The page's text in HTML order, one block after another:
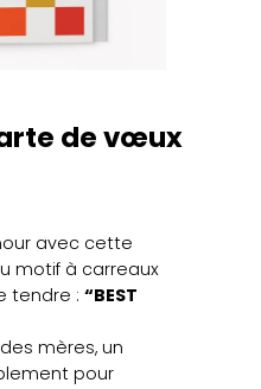
de vœux
avec cette
motif à carreaux
tendre : “BEST
mères, un
pour